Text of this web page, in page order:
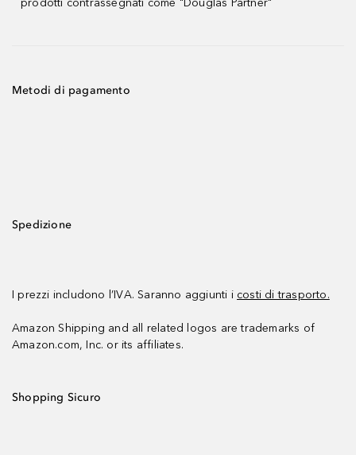
prodotti contrassegnati come "Douglas Partner"
Metodi di pagamento
Spedizione
I prezzi includono l’IVA. Saranno aggiunti i costi di trasporto.
Amazon Shipping and all related logos are trademarks of
Amazon.com, Inc. or its affiliates.
Shopping Sicuro